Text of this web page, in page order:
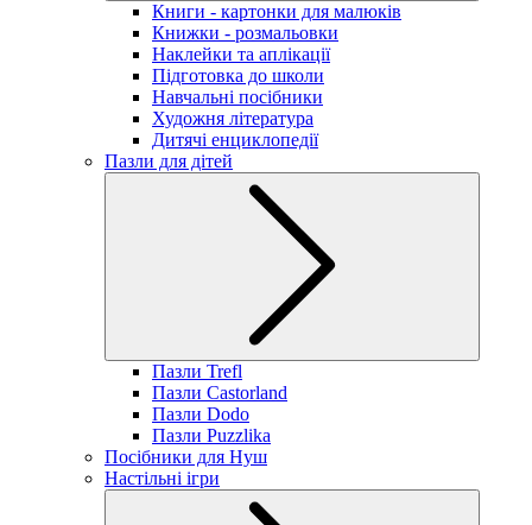
Книги - картонки для малюків
Книжки - розмальовки
Наклейки та аплікації
Підготовка до школи
Навчальні посібники
Художня література
Дитячі енциклопедії
Пазли для дітей
Пазли Trefl
Пазли Castorland
Пазли Dodo
Пазли Puzzlika
Посібники для Нуш
Настільні ігри